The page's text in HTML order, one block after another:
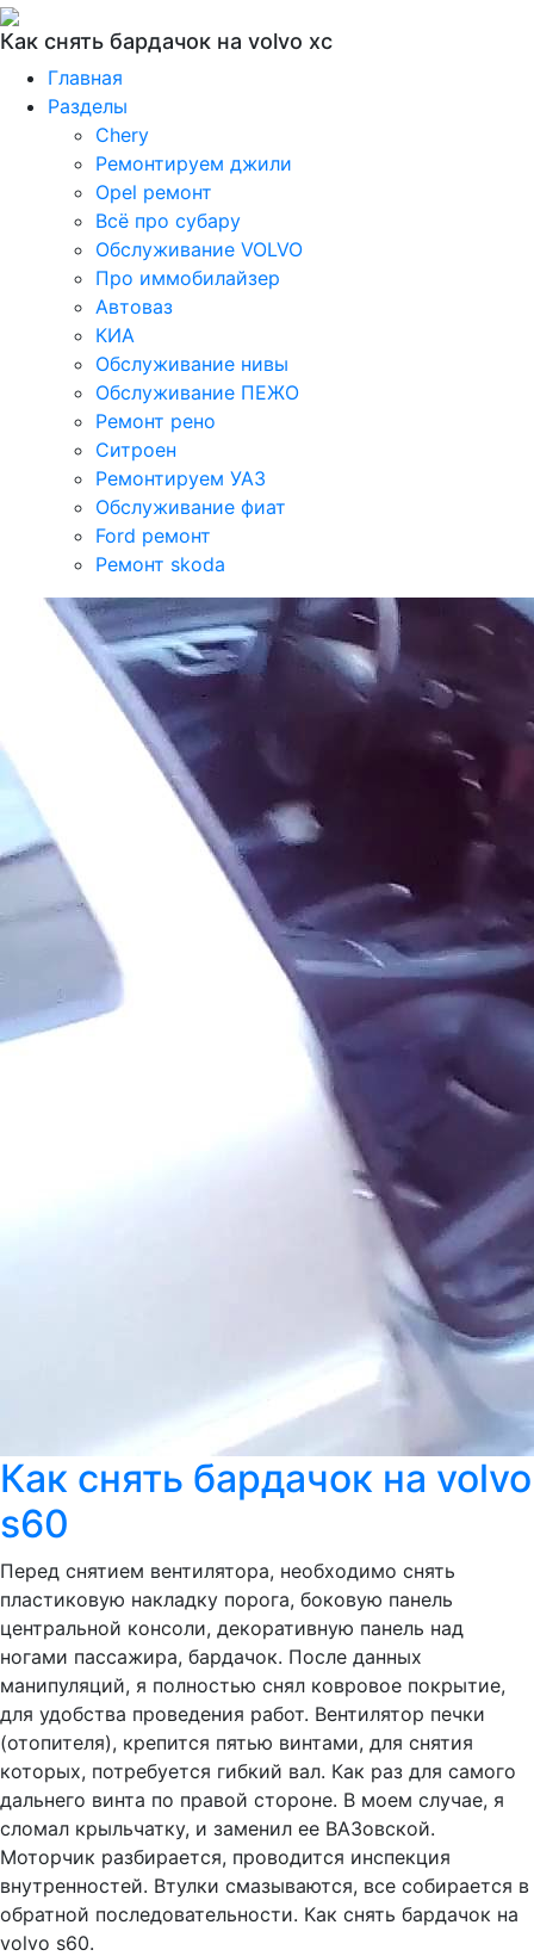
Как снять бардачок на volvo xc
Главная
Разделы
Chery
Ремонтируем джили
Opel ремонт
Всё про субару
Обслуживание VOLVO
Про иммобилайзер
Автоваз
КИА
Обслуживание нивы
Обслуживание ПЕЖО
Ремонт рено
Ситроен
Ремонтируем УАЗ
Обслуживание фиат
Ford ремонт
Ремонт skoda
Как снять бардачок на volvo
s60
Перед снятием вентилятора, необходимо снять
пластиковую накладку порога, боковую панель
центральной консоли, декоративную панель над
ногами пассажира, бардачок. После данных
манипуляций, я полностью снял ковровое покрытие,
для удобства проведения работ. Вентилятор печки
(отопителя), крепится пятью винтами, для снятия
которых, потребуется гибкий вал. Как раз для самого
дальнего винта по правой стороне. В моем случае, я
сломал крыльчатку, и заменил ее ВАЗовской.
Моторчик разбирается, проводится инспекция
внутренностей. Втулки смазываются, все собирается в
обратной последовательности. Как снять бардачок на
volvo s60.